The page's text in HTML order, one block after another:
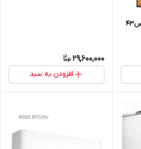
تلوزیون ال ای دی هایسنس43
29,600,000
افزودن به سبد